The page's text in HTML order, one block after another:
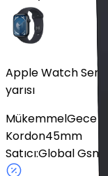
Apple Watch
yarısı
MükemmelGece
Kordon45mm
Satıcı:Global Gsm